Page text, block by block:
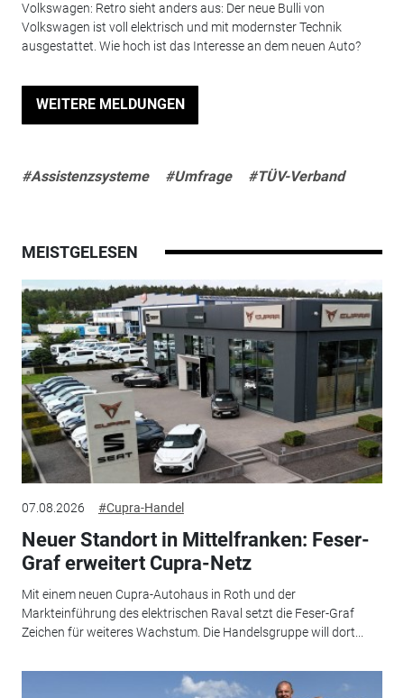
Volkswagen: Retro sieht anders aus: Der neue Bulli von
Volkswagen ist voll elektrisch und mit modernster Technik
ausgestattet. Wie hoch ist das Interesse an dem neuen Auto?
WEITERE MELDUNGEN
#Assistenzsysteme #Umfrage #TÜV-Verband
MEISTGELESEN
07.08.2026 #Cupra-Handel
Neuer Standort in Mittelfranken: Feser-
Graf erweitert Cupra-Netz
Mit einem neuen Cupra-Autohaus in Roth und der
Markteinführung des elektrischen Raval setzt die Feser-Graf
Zeichen für weiteres Wachstum. Die Handelsgruppe will dort...